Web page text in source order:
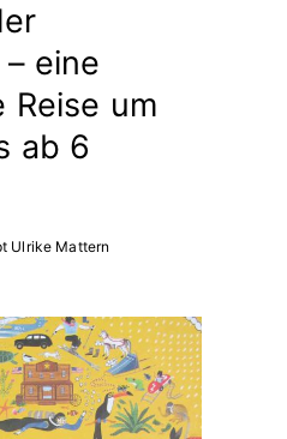
eine
Reise um
ab 6
Ulrike Mattern